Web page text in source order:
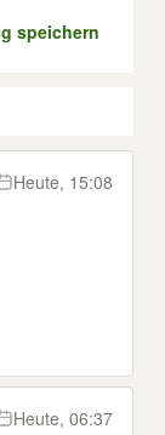
speichern
Heute, 15:08
Heute, 06:37